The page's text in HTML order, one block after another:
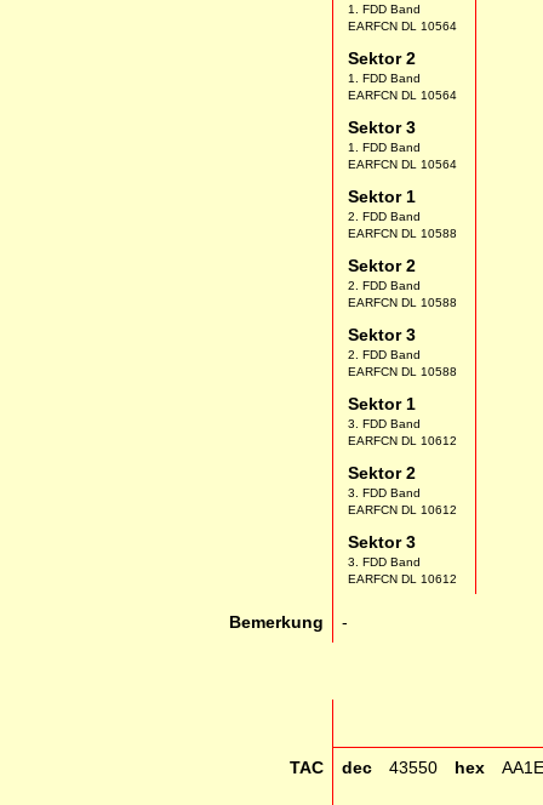
1. FDD Band
EARFCN DL 10564
Sektor 2
1. FDD Band
EARFCN DL 10564
Sektor 3
1. FDD Band
EARFCN DL 10564
Sektor 1
2. FDD Band
EARFCN DL 10588
Sektor 2
2. FDD Band
EARFCN DL 10588
Sektor 3
2. FDD Band
EARFCN DL 10588
Sektor 1
3. FDD Band
EARFCN DL 10612
Sektor 2
3. FDD Band
EARFCN DL 10612
Sektor 3
3. FDD Band
EARFCN DL 10612
Bemerkung -
TAC dec 43550 hex AA1E